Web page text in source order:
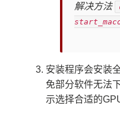
解决方法
安装程序会安装
免部分软件无法
示选择合适的